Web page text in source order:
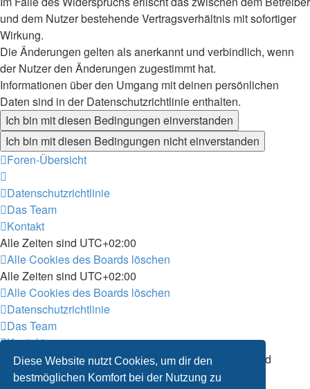
Diese Website nutzt Cookies, um dir den
bestmöglichen Komfort bei der Nutzung zu
und dem Nutzer bestehende Vertragsverhältnis mit sofortiger
Wirkung.
Die Änderungen gelten als anerkannt und verbindlich, wenn
der Nutzer den Änderungen zugestimmt hat.
Informationen über den Umgang mit deinen persönlichen
Daten sind in der Datenschutzrichtlinie enthalten.
Foren-Übersicht
Datenschutzrichtlinie
Das Team
Kontakt
Alle Zeiten sind UTC+02:00
Alle Cookies des Boards löschen
Alle Zeiten sind UTC+02:00
Alle Cookies des Boards löschen
Datenschutzrichtlinie
Das Team
Kontakt
Powered byphpBB® Forum Software © phpBB Limited
Deutsche Übersetzung durch phpBB.de